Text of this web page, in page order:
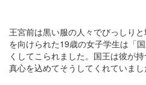
王宮前は黒い服の人々でびっしり
を向けられた19歳の女子学生は「
くしてこられました。国王は彼が
真心を込めてそうしてくれていまし